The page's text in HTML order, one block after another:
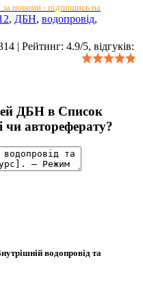
за новими - підпишись на
, ДБН, водопровід,
| Рейтинг: 4.9/5, відгуків:
ДБН в Список
чи автореферату?
водопровід та